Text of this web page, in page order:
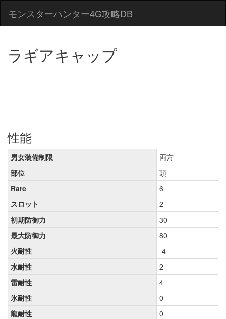
モンスターハンター4G攻略DB
ラギアキャップ
性能
男女装備制限
両方
部位
頭
Rare
6
スロット
2
初期防御力
30
最大防御力
80
火耐性
-4
水耐性
2
雷耐性
4
氷耐性
0
龍耐性
0